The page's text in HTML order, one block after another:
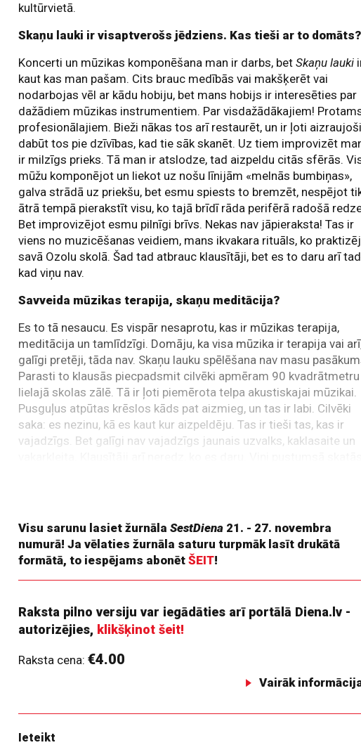
kultūrvietā.
Skaņu lauki ir visaptverošs jēdziens. Kas tieši ar to domāts?
Koncerti un mūzikas komponēšana man ir darbs, bet Skaņu lauki
kaut kas man pašam. Cits brauc medībās vai makšķerēt vai
nodarbojas vēl ar kādu hobiju, bet mans hobijs ir interesēties par
dažādiem mūzikas instrumentiem. Par visdažādākajiem!
profesionālajiem. Bieži nākas tos arī restaurēt, un ir ļoti
dabūt tos pie dzīvības, kad tie sāk skanēt. Uz tiem improvizēt
ir milzīgs prieks. Tā man ir atslodze, tad aizpeldu citās sfērās.
mūžu komponējot un liekot uz nošu līnijām «melnās bumbiņas»,
galva strādā uz priekšu, bet esmu spiests to bremzēt, nespējot
ātrā tempā pierakstīt visu, ko tajā brīdī rāda perifērā radošā
Bet improvizējot esmu pilnīgi brīvs. Nekas nav jāpieraksta! Tas ir
viens no muzicēšanas veidiem, mans ikvakara rituāls, ko
savā Ozolu skolā. Šad tad atbrauc klausītāji, bet es to daru arī
kad viņu nav.
Savveida mūzikas terapija, skaņu meditācija?
Es to tā nesaucu. Es vispār nesaprotu, kas ir mūzikas terapija,
meditācija un tamlīdzīgi. Domāju, ka visa mūzika ir terapija vai
galīgi pretēji, tāda nav. Skaņu lauku spēlēšana nav masu
Parasti to klausās piecpadsmit cilvēki apmēram 90 kvadrātmetru
lielajā skolas zālē. Tā ir ļoti piemērota telpa akustiskajai mūzikai.
Pusguļus atpūtas krēslos kāds pat aizmieg, un tas ir labi. Cilvēki
saka: es nezinu, kā es kaut kur aizpeldēju. Tas ir tieši tas, kas ir
vajadzīgs. Bet galīgi nav vajadzīgs jaunais uzvalks, kaklasaite un
Visu sarunu lasiet žurnālaSestDiena 21. - 27. novembra
numurā! Ja vēlaties žurnāla saturu turpmāk lasīt drukātā
formātā, to iespējams abonētŠEIT!
Raksta pilno versiju var iegādāties arī portālā Diena.lv -
autorizējies, klikšķinot šeit!
Raksta cena:€4.00
Vairāk
Ieteikt